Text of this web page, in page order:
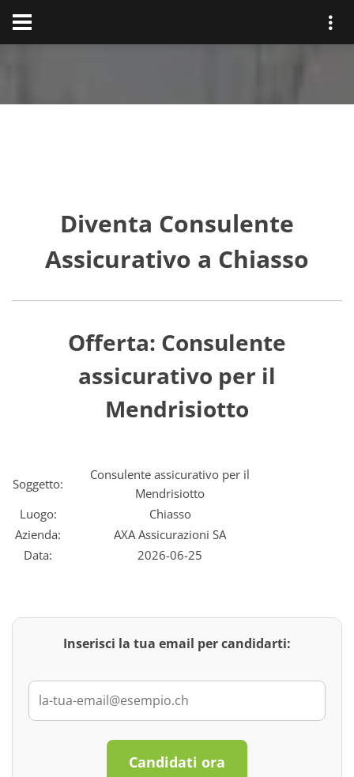
Diventa Consulente
Assicurativo a Chiasso
Offerta: Consulente
assicurativo per il
Mendrisiotto
Soggetto:
Consulente assicurativo per il
Mendrisiotto
Luogo:
Chiasso
Azienda:
AXA Assicurazioni SA
Data:
2026-06-25
Inserisci la tua email per candidarti:
Candidati ora